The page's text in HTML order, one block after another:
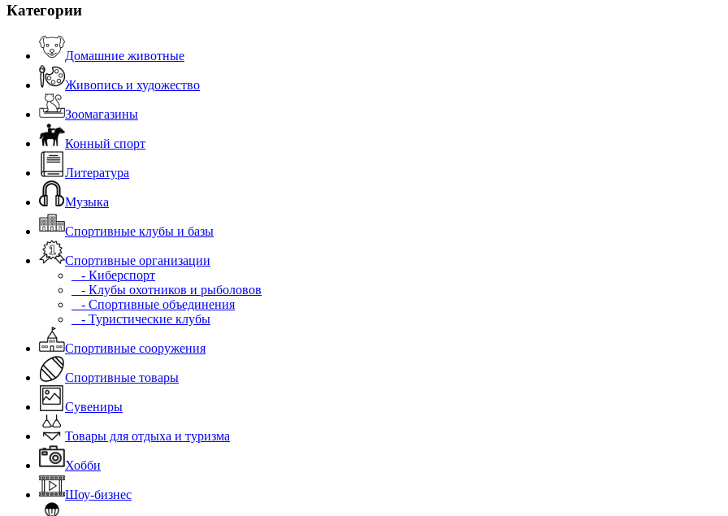
Категории
Домашние животные
Живопись и художество
Зоомагазины
Конный спорт
Литература
Музыка
Спортивные клубы и базы
Спортивные организации
- Киберспорт
- Клубы охотников и рыболовов
- Спортивные объединения
- Туристические клубы
Спортивные сооружения
Спортивные товары
Сувениры
Товары для отдыха и туризма
Хобби
Шоу-бизнес